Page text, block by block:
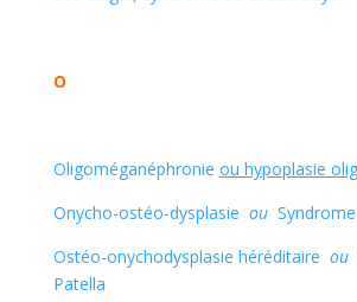
O
Oligoméganéphronie ou hypoplasie
Onycho-ostéo-dysplasie ou
Ostéo-onychodysplasie héréditaire ou
Patella